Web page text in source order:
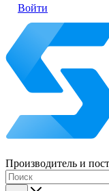
Войти
Производитель и